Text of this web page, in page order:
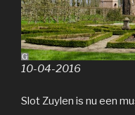
10-04-2016
Slot Zuylen is nu een